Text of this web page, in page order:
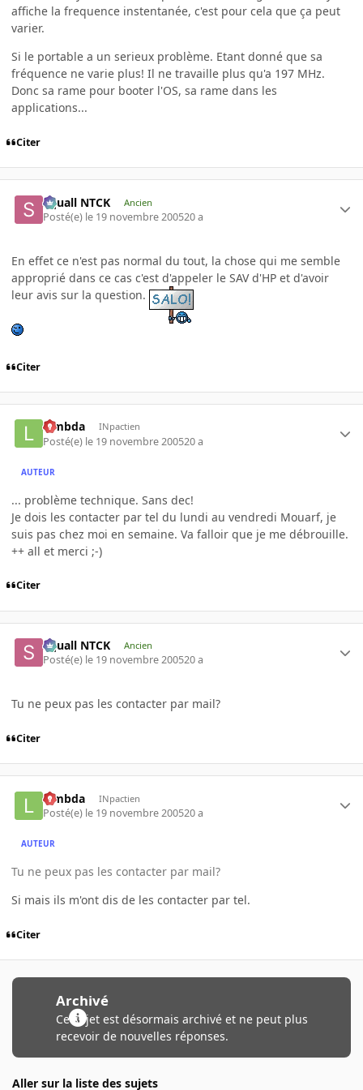
affiche la frequence instentanée, c'est pour cela que ça peut
varier.
Si le portable a un serieux problème. Etant donné que sa
fréquence ne varie plus! Il ne travaille plus qu'a 197 MHz.
Donc sa rame pour booter l'OS, sa rame dans les
applications...
Citer
Squall NTCK Ancien
Posté(e) le 19 novembre 200520 a
En effet ce n'est pas normal du tout, la chose qui me semble
approprié dans ce cas c'est d'appeler le SAV d'HP et d'avoir
leur avis sur la question.
Citer
lambda INpactien
Posté(e) le 19 novembre 200520 a
AUTEUR
... problème technique. Sans dec!
Je dois les contacter par tel du lundi au vendredi Mouarf, je
suis pas chez moi en semaine. Va falloir que je me débrouille.
++ all et merci ;-)
Citer
Squall NTCK Ancien
Posté(e) le 19 novembre 200520 a
Tu ne peux pas les contacter par mail?
Citer
lambda INpactien
Posté(e) le 19 novembre 200520 a
AUTEUR
Tu ne peux pas les contacter par mail?
Si mais ils m'ont dis de les contacter par tel.
Citer
Archivé
Ce sujet est désormais archivé et ne peut plus
recevoir de nouvelles réponses.
Aller sur la liste des sujets